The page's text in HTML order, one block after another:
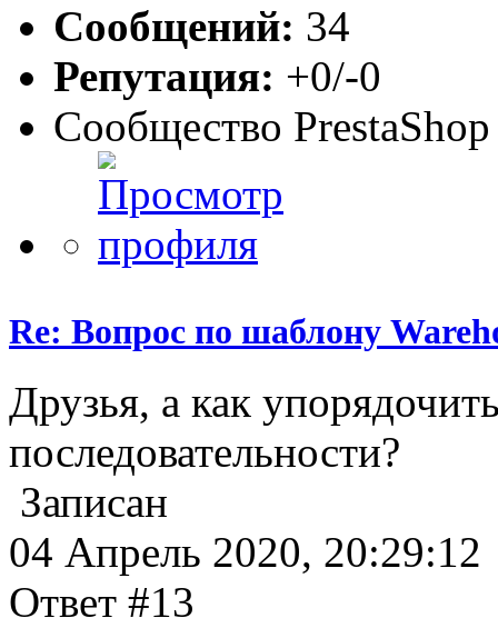
Сообщений: 34
Репутация: +0/-0
Сообщество PrestaShop
Re: Вопрос по шаблону
Друзья, а как
последовательности?
Записан
04 Апрель 2020, 20:29:12
Ответ #13